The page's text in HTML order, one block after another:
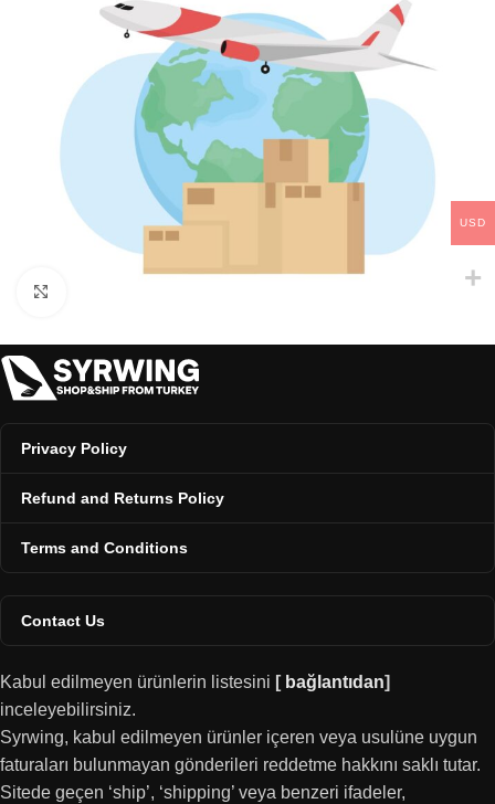
Privacy Policy
Refund and Returns Policy
Terms and Conditions
Contact Us
Kabul edilmeyen ürünlerin listesini [ bağlantıdan]
inceleyebilirsiniz.
Syrwing, kabul edilmeyen ürünler içeren veya usulüne uygun
faturaları bulunmayan gönderileri reddetme hakkını saklı tutar.
Sitede geçen ‘ship’, ‘shipping’ veya benzeri ifadeler,
USD